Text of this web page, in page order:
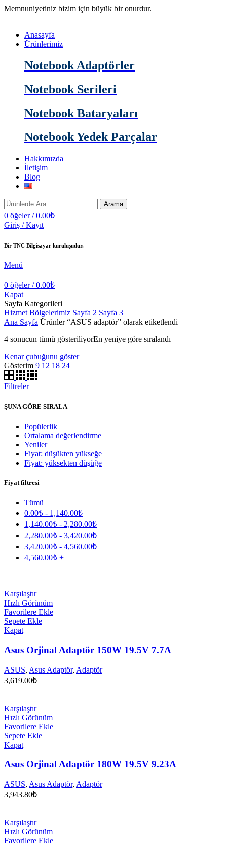
Memnuniyetiniz bizim için büyük bir onurdur.
Anasayfa
Ürünlerimiz
Notebook Adaptörler
Notebook Serileri
Notebook Bataryaları
Notebook Yedek Parçalar
Hakkımızda
İletişim
Blog
Arama
0 öğeler / 0.00₺
Giriş / Kayıt
Bir TNC Bilgisayar kuruluşudur.
Menü
0 öğeler / 0.00₺
Kapat
Sayfa Kategorileri
Hizmet Bölgelerimiz Sayfa 2 Sayfa 3
Ana Sayfa Ürünler “ASUS adaptör” olarak etiketlendi
4 sonucun tümü gösteriliyorEn yeniye göre sıralandı
Kenar çubuğunu göster
Gösterim 9 12 18 24
Filtreler
ŞUNA GÖRE SIRALA
Popülerlik
Ortalama değerlendirme
Yeniler
Fiyat: düşükten yükseğe
Fiyat: yüksekten düşüğe
Fiyat filtresi
Tümü
0.00₺ - 1,140.00₺
1,140.00₺ - 2,280.00₺
2,280.00₺ - 3,420.00₺
3,420.00₺ - 4,560.00₺
4,560.00₺ +
Karşılaştır
Hızlı Görünüm
Favorilere Ekle
Sepete Ekle
Kapat
Asus Orjinal Adaptör 150W 19.5V 7.7A
ASUS, Asus Adaptör, Adaptör
3,619.00₺
Karşılaştır
Hızlı Görünüm
Favorilere Ekle
Sepete Ekle
Kapat
Asus Orjinal Adaptör 180W 19.5V 9.23A
ASUS, Asus Adaptör, Adaptör
3,943.80₺
Karşılaştır
Hızlı Görünüm
Favorilere Ekle